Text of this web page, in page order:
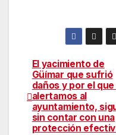
de
entradas
El yacimiento de
Güímar que sufrió
daños y por el que
alertamos al
ayuntamiento,
sin contar con una
protección